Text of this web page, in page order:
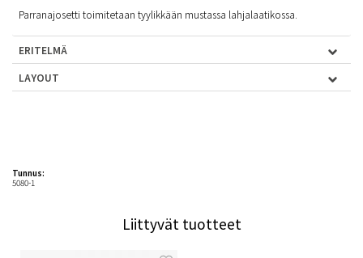
Parranajosetti toimitetaan tyylikkään mustassa lahjalaatikossa.
ERITELMÄ
LAYOUT
Tunnus:
5080-1
Liittyvät tuotteet